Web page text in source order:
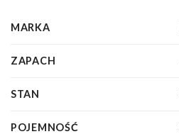
MARKA
ZAPACH
STAN
POJEMNOŚĆ